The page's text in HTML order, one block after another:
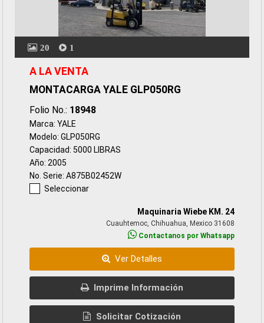
20 1
A LA VENTA
MONTACARGA YALE GLP050RG
Folio No.: 18948
Marca: YALE
Modelo: GLP050RG
Capacidad: 5000 LIBRAS
Año: 2005
No. Serie: A875B02452W
Seleccionar
Maquinaria Wiebe KM. 24
Cuauhtemoc, Chihuahua, Mexico 31608
Contactanos por Whatsapp
Ver Detalles
Imprime Información
Solicitar Cotización